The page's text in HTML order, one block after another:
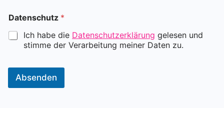
Datenschutz *
Ich habe die Datenschutzerklärung gelesen und
stimme der Verarbeitung meiner Daten zu.
Absenden